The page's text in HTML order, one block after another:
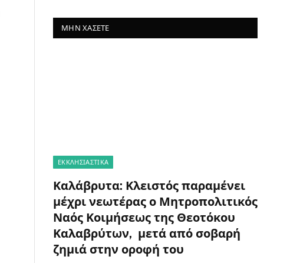
ΜΗΝ ΧΆΣΕΤΕ
ΕΚΚΛΗΣΙΑΣΤΙΚΑ
Καλάβρυτα: Κλειστός παραμένει
μέχρι νεωτέρας ο Μητροπολιτικός
Ναός Κοιμήσεως της Θεοτόκου
Καλαβρύτων, μετά από σοβαρή
ζημιά στην οροφή του